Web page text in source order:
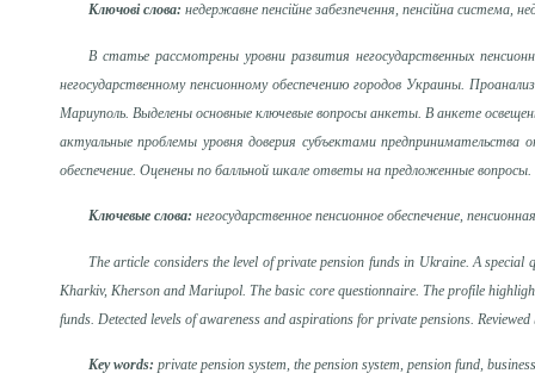
Ключові слова: недержавне пенсійне забезпечення, пенсійна система,
В статье рассмотрены уровни развития негосударственных
негосударственному пенсионному обеспечению городов Украины.
Мариуполь. Выделены основные ключевые вопросы анкеты. В анкете
актуальные проблемы уровня доверия субъектами предпринимательства
обеспечение. Оценены по балльной шкале ответы на предложенные
Ключевые слова: негосударственное пенсионное обеспечение,
The article considers the level of private pension funds in Ukraine. A
Kharkiv, Kherson and Mariupol. The basic core questionnaire. The profile
funds. Detected levels of awareness and aspirations for private pensions.
Key words: private pension system, the pension system, pension fund,